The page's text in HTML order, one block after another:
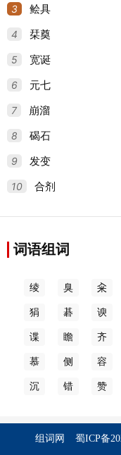
3 鲙具
4 栞奠
5 宽诞
6 元七
7 崩溜
8 碣石
9 发变
10 合剂
词语组词
绫 臭 籴
狷 碁 谀
谍 瞻 齐
慕 侧 容
沉 错 赞
组词网 蜀ICP备